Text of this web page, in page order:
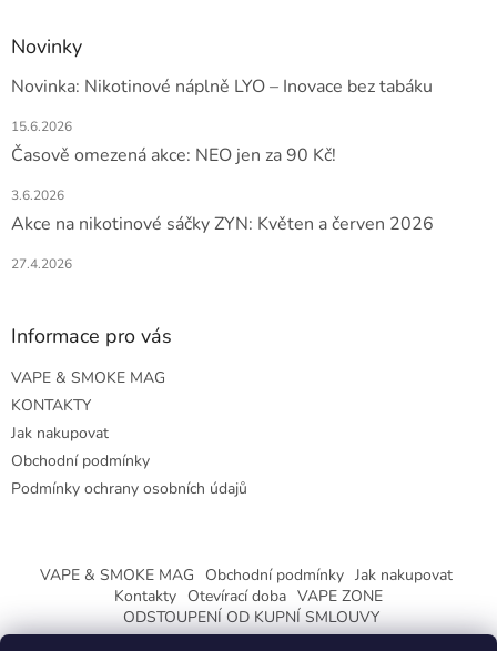
Novinky
Novinka: Nikotinové náplně LYO – Inovace bez tabáku
15.6.2026
Časově omezená akce: NEO jen za 90 Kč!
3.6.2026
Akce na nikotinové sáčky ZYN: Květen a červen 2026
27.4.2026
Informace pro vás
VAPE & SMOKE MAG
KONTAKTY
Jak nakupovat
Obchodní podmínky
Podmínky ochrany osobních údajů
VAPE & SMOKE MAG Obchodní podmínky Jak nakupovat
Kontakty Otevírací doba VAPE ZONE
ODSTOUPENÍ OD KUPNÍ SMLOUVY